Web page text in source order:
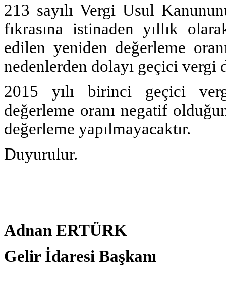
213 sayılı Vergi Usul
fıkrasına istinaden yıllık
edilen yeniden değerleme
nedenlerden dolayı geçici vergi
2015 yılı birinci geçici
değerleme oranı negatif
değerleme yapılmayacaktır.
Duyurulur.
Adnan ERTÜRK
Gelir İdaresi Başkanı